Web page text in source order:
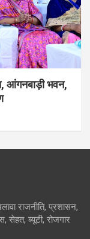
आंगनबाड़ी भवन,
राजनीति, प्रशासन,
सेहत, ब्यूटी, रोजगार